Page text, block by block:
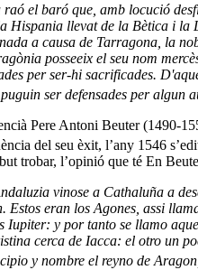
el baró que, amb locució
Hispania llevat de la Bètica i la
a causa de Tarragona, la
posseeix el seu nom
per ser-hi sacrificades.
ser defensades per algun
Pere Antoni Beuter (1490-
del seu èxit, l’any 1546
trobar, l’opinió que té En
vinose a Cathaluña a
Estos eran los Agones, assi
y por tanto se llamo
cerca de Iacca: el otro un
y nombre el reyno de